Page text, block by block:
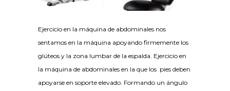
Ejercicio en la máquina de abdominales nos
sentamos en la máquina apoyando firmemente los
glúteos y la zona lumbar de la espalda. Ejercicio en
la máquina de abdominales en la que los pies deben
apoyarse en soporte elevado. Formando un ángulo